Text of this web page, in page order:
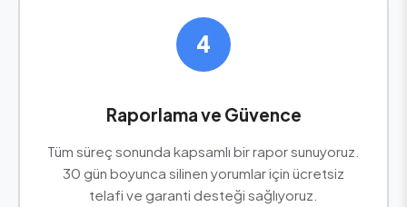
4
Raporlama ve Güvence
Tüm süreç sonunda kapsamlı bir rapor sunuyoruz.
30 gün boyunca silinen yorumlar için ücretsiz
telafi ve garanti desteği sağlıyoruz.